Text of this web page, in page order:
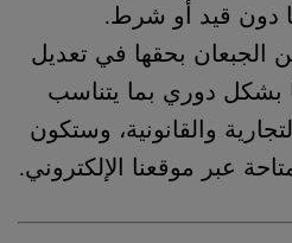
دون قيد أو شرط.
بحقها في تعديل
بشكل دوري بما يتناسب
والقانونية، وستكون
عبر موقعنا الإلكتروني.